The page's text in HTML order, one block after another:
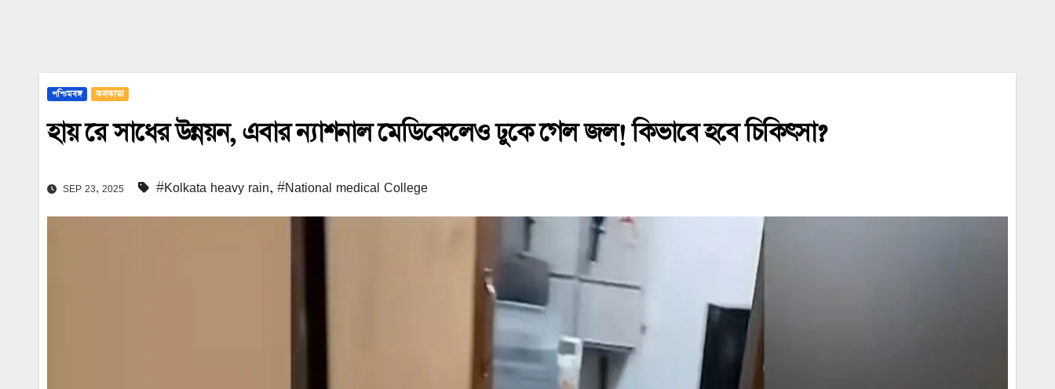
পশ্চিমবঙ্গ কলকাতা
হায় রে সাধের উন্নয়ন, এবার ন্যাশনাল মেডিকেলেও ঢুকে গেল জল! কিভাবে হবে চিকিৎসা?
SEP 23, 2025 #Kolkata heavy rain, #National medical College